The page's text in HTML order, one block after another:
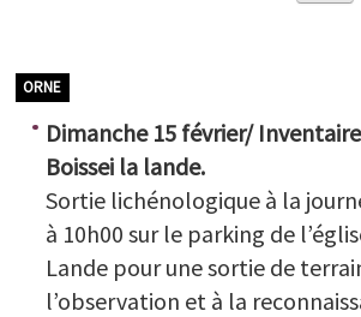
ORNE
Dimanche 15 février/
Boissei la lande.
Sortie lichénologique à la
à 10h00 sur le parking de
Lande pour une sortie de
l’observation et à la